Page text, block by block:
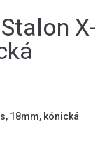
X-
18mm, kónická